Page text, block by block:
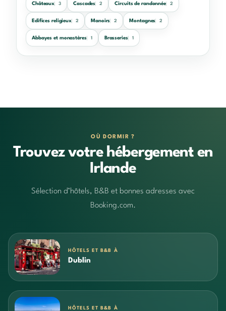
Châteaux 3 Cascades 2 Circuits de randonnée 2
Edifices religieux 2 Manoirs 2 Montagnes 2
Abbayes et monastères 1 Brasseries 1
OÙ DORMIR ?
Trouvez votre hébergement en
Irlande
Sélection d’hôtels, B&B et bonnes adresses avec
Booking.com.
HÔTELS ET B&B À
Dublin
HÔTELS ET B&B À